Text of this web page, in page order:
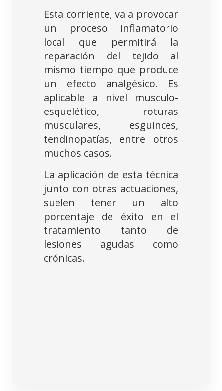
Esta corriente, va a provocar
un proceso inflamatorio
local que permitirá la
reparación del tejido al
mismo tiempo que produce
un efecto analgésico. Es
aplicable a nivel musculo-
esquelético, roturas
musculares, esguinces,
tendinopatías, entre otros
muchos casos.
La aplicación de esta técnica
junto con otras actuaciones,
suelen tener un alto
porcentaje de éxito en el
tratamiento tanto de
lesiones agudas como
crónicas.